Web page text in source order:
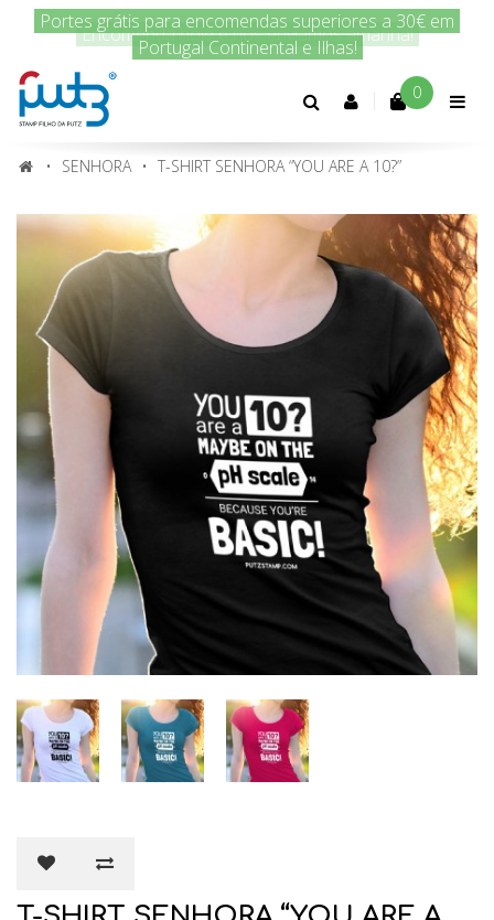
Encomenda hoje e nós enviamos amanhã!
Conta 0
SENHORA T-SHIRT SENHORA “YOU ARE A 10?”